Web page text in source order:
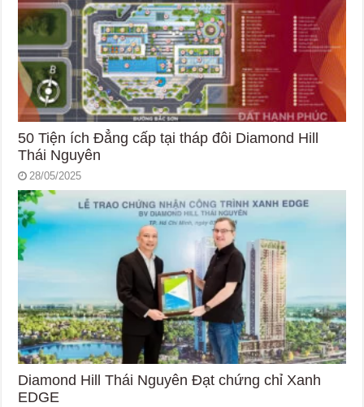
50 Tiện ích Đẳng cấp tại tháp đôi Diamond Hill
Thái Nguyên
28/05/2025
Diamond Hill Thái Nguyên Đạt chứng chỉ Xanh
EDGE